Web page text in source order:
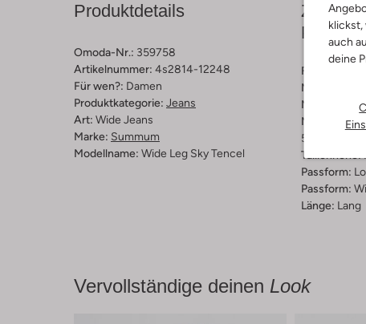
klickst,
auch
deine
Produktdetails
Omoda-Nr.: 359758
Artikelnummer: 4s2814-12248
Für wen?: Damen
Produktkategorie: Jeans
Art: Wide Jeans
Marke: Summum
Modellname: Wide Leg Sky Tencel
Farbe :
Muster:
Material:
58 %
Taillenhöhe:
Passform:
Passform:
Länge: Lang
Vervollständige deinen Look